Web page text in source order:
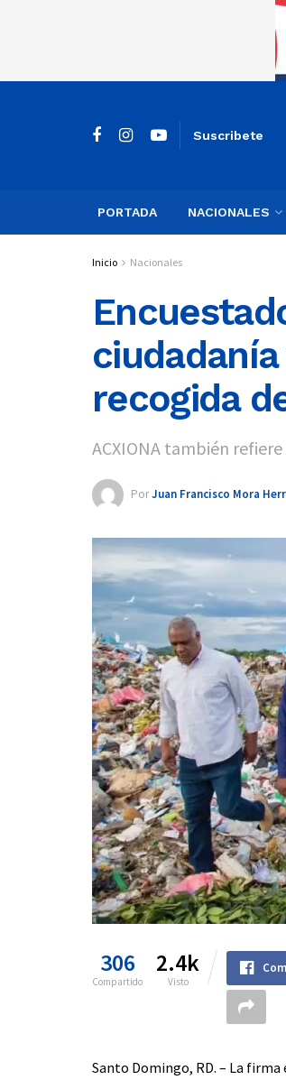
Suscribete
PORTADA NACIONALES
Inicio Nacionales
recogida
ACXIONA también
PorJuan Francisco Mora
306
Compartido
2.4k
Visto
Santo Domingo, RD. – La